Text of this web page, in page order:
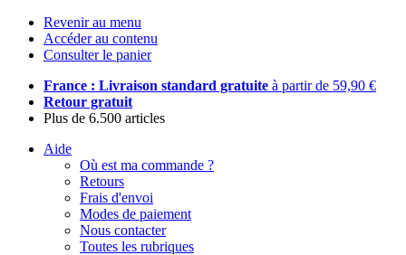
Revenir au menu
Accéder au contenu
Consulter le panier
France : Livraison standard gratuite à partir de 59,90 €
Retour gratuit
Plus de 6.500 articles
Aide
Où est ma commande ?
Retours
Frais d'envoi
Modes de paiement
Nous contacter
Toutes les rubriques